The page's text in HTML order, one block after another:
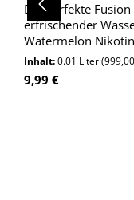
Die perfekte
erfrischender
Watermelon
Wolkengarage!
Inhalt:0.01 Liter
Regulärer Preis:
9,99 €